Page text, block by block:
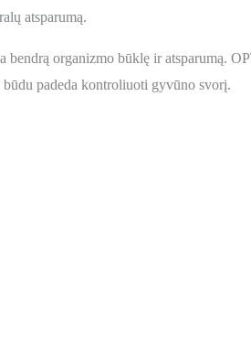
atsparumą.
organizmo būklę ir atsparumą.
padeda kontroliuoti gyvūno svorį.